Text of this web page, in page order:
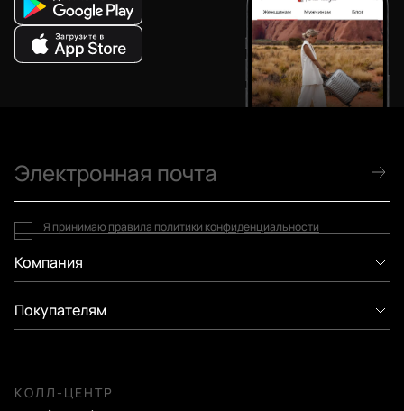
Компания
Покупателям
КОЛЛ-ЦЕНТР
Я принимаю правила политики конфиденциальности